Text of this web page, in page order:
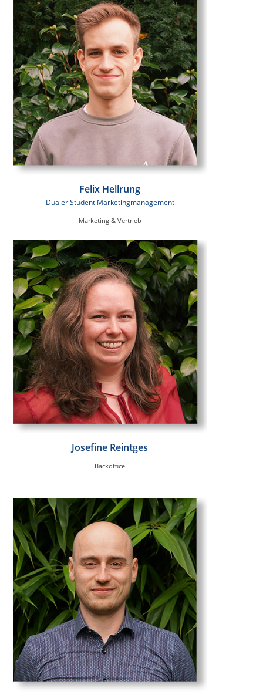
Felix Hellrung
Dualer Student Marketingmanagement
Marketing & Vertrieb
Josefine Reintges
Backoffice